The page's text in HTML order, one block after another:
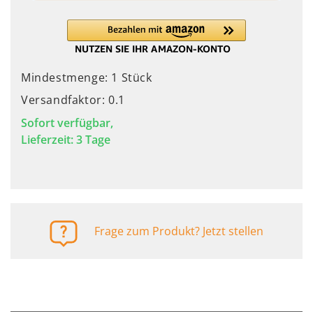
Mindestmenge: 1 Stück
Versandfaktor: 0.1
Sofort verfügbar,
Lieferzeit: 3 Tage
Frage zum Produkt? Jetzt stellen